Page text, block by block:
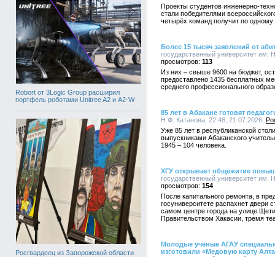
Robort от 3Logic Group расширил
портфель роботами Unitree A2 и A2-W
Росгвардеец из Запорожской области
Проекты студентов инженерно-
стали победителями
четырёх команд получит по
Более 15 тысяч заявлений от
государственный университет им.
113
Из них – свыше 9600 на бюджет,
предоставлено 1435 бесплатных
среднего профессионального
85 лет в Абакане готовят
Н.Ф. Катанова, 22:48, 21.07.2026,
Уже 85 лет в республиканской
выпускниками Абаканского
1945 – 104 человека.
ХГУ открывает общежитие
государственный университет им.
154
После капитального ремонта, в
госуниверситете распахнет
самом центре города на улице
Правительством Хакасии, тремя
Молодые ученые АГАУ
изготовили «Медовую карту